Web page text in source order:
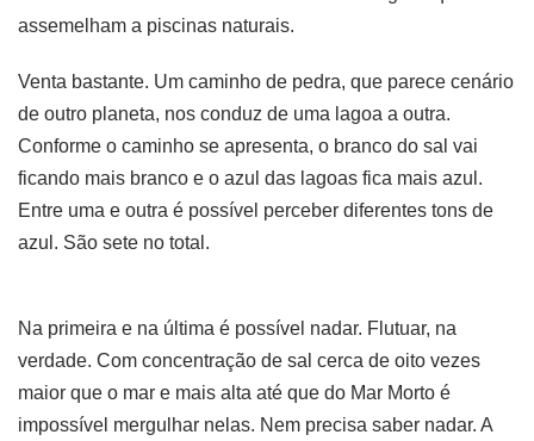
assemelham a piscinas naturais.
Venta bastante. Um caminho de pedra, que parece cenário
de outro planeta, nos conduz de uma lagoa a outra.
Conforme o caminho se apresenta, o branco do sal vai
ficando mais branco e o azul das lagoas fica mais azul.
Entre uma e outra é possível perceber diferentes tons de
azul. São sete no total.
Na primeira e na última é possível nadar. Flutuar, na
verdade. Com concentração de sal cerca de oito vezes
maior que o mar e mais alta até que do Mar Morto é
impossível mergulhar nelas. Nem precisa saber nadar. A